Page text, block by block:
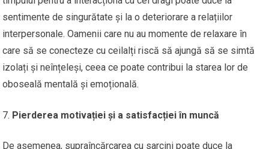
sentimente de singurătate și la o deteriorare a relațiilor
interpersonale. Oamenii care nu au momente de relaxare în
care să se conecteze cu ceilalți riscă să ajungă să se simtă
izolați și neînțeleși, ceea ce poate contribui la starea lor de
oboseală mentală și emoțională.
Pierderea motivației și a satisfacției în muncă
De asemenea, supraîncărcarea cu sarcini poate duce la